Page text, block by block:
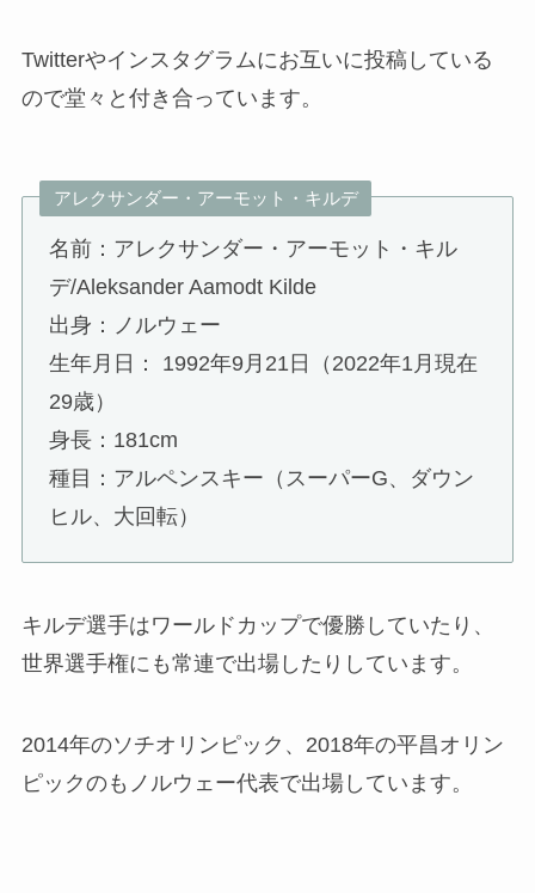
Twitterやインスタグラムにお互いに投稿している
ので堂々と付き合っています。
アレクサンダー・アーモット・キルデ
名前：アレクサンダー・アーモット・キル
デ/Aleksander Aamodt Kilde
出身：ノルウェー
生年月日： 1992年9月21日（2022年1月現在
29歳）
身長：181cm
種目：アルペンスキー（スーパーG、ダウン
ヒル、大回転）
キルデ選手はワールドカップで優勝していたり、
世界選手権にも常連で出場したりしています。
2014年のソチオリンピック、2018年の平昌オリン
ピックのもノルウェー代表で出場しています。